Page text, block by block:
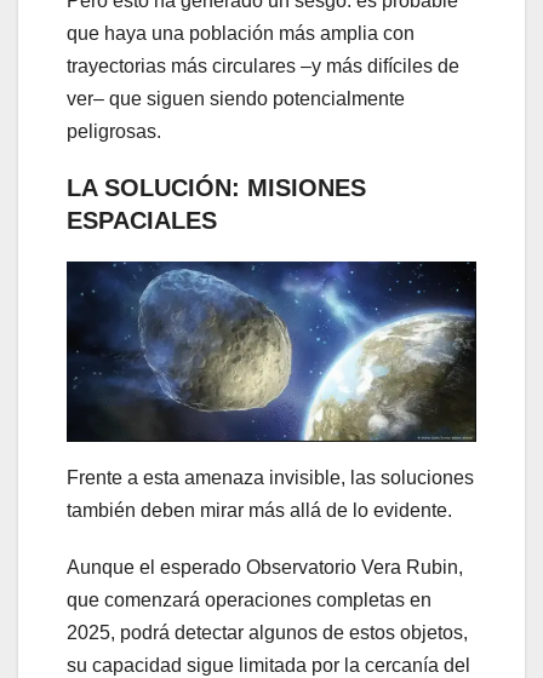
que haya una población más amplia con
trayectorias más circulares –y más difíciles de
ver– que siguen siendo potencialmente
peligrosas.
LA SOLUCIÓN: MISIONES
ESPACIALES
Frente a esta amenaza invisible, las soluciones
también deben mirar más allá de lo evidente.
Aunque el esperado Observatorio Vera Rubin,
que comenzará operaciones completas en
2025, podrá detectar algunos de estos objetos,
su capacidad sigue limitada por la cercanía del